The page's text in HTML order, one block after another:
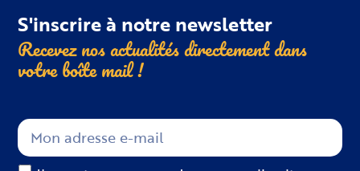
S'inscrire à notre newsletter
Recevez nos actualités directement dans
votre boîtemail !